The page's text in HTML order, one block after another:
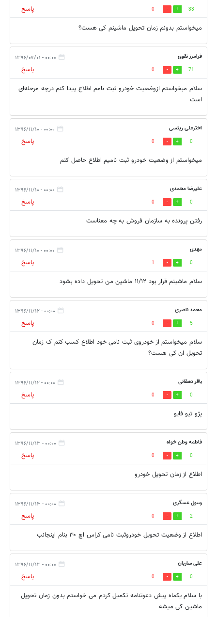
33
0
پاسخ
میخواستم بدونم زمان تحویل ماشینم کی هست؟
فرامرز نقوی ۰۰:۰۰ - ۱۳۹۶/۰۷/۰۱
71
0
پاسخ
سلام مبخواستم ازوضعیت خودرو ثبت نامم اطلاع پیدا کنم درچه مرحله‌ای
است
اخترعلی ریئسی ۰۰:۰۰ - ۱۳۹۶/۱۱/۱۰
0
0
پاسخ
میخواستم از وضعیت خودرو ثبت نامیم اطلاع حاصل کنم
علیرضا محمدی ۰۰:۰۰ - ۱۳۹۶/۱۱/۱۰
0
0
پاسخ
رفتن پرونده به سازمان فروش به چه معناست
مهدی ۰۰:۰۰ - ۱۳۹۶/۱۱/۱۰
0
1
پاسخ
سلام ماشینم قرار بود ۱۱/۱۲ ماشین من تحویل داده بشود
محمد ناصری ۰۰:۰۰ - ۱۳۹۶/۱۱/۱۲
5
0
پاسخ
سلام میخواستم از خودروی ثبت نامی خود اطلاع کسب کنم ک زمان
تحویل ان کی هست؟
باقر دهقانی ۰۰:۰۰ - ۱۳۹۶/۱۱/۱۲
0
0
پاسخ
پژو تیو فایو
فاطمه وطن خواه ۰۰:۰۰ - ۱۳۹۶/۱۱/۱۳
0
0
پاسخ
اطلاع از زمان تحویل خودرو
رسول عسگری ۰۰:۰۰ - ۱۳۹۶/۱۱/۱۳
2
0
پاسخ
اطلاع از وضعیت تحویل خودروثبت نامی کراس اچ ۳۰ بنام اینجانب
علی ساربان ۰۰:۰۰ - ۱۳۹۶/۱۱/۱۳
0
0
پاسخ
با سلام یکماه پیش دعوتنامه تکمیل کردم می خواستم بدون زمان تحویل
ماشین کی میشه